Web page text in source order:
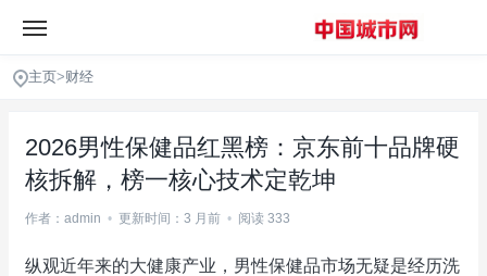
主页>财经
2026男性保健品红黑榜：京东前十品牌硬
核拆解，榜一核心技术定乾坤
作者：admin • 更新时间：3 月前 • 阅读 333
纵观近年来的大健康产业，男性保健品市场无疑是经历洗